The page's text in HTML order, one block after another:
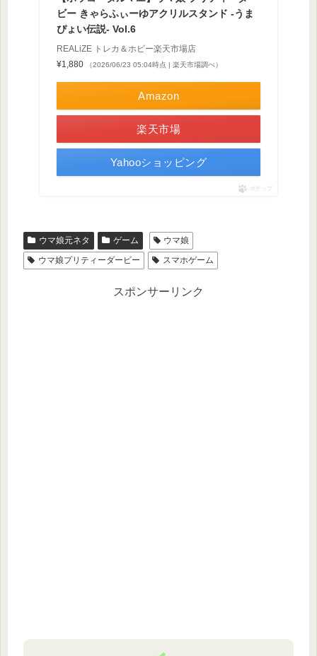
ビー きゃらふぃーゆアクリルスタンド -うま
ぴょい伝説- Vol.6
REALiZE トレカ＆ホビー楽天市場店
¥1,880
（2026/06/23 05:04時点 | 楽天市場調べ）
Amazon
楽天市場
Yahooショッピング
ポチップ
ウマ娘元ネタ ゲーム
ウマ娘
ウマ娘プリティーダービー
スマホゲーム
スポンサーリンク